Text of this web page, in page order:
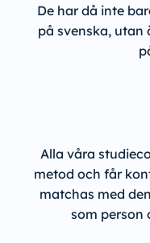
De har då inte
på svenska,
Alla våra
metod och får
matchas med
som person